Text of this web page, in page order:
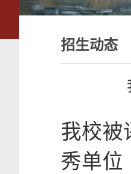
招生动态
我校被
秀单位